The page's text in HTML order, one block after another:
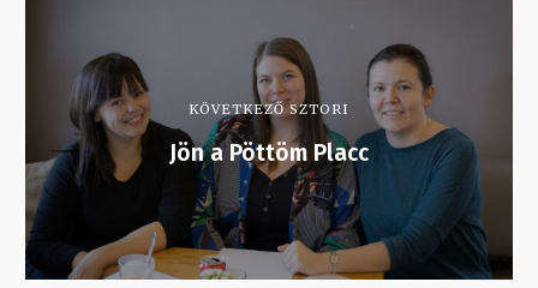
KÖVETKEZŐ SZTORI
Jön a Pöttöm Placc